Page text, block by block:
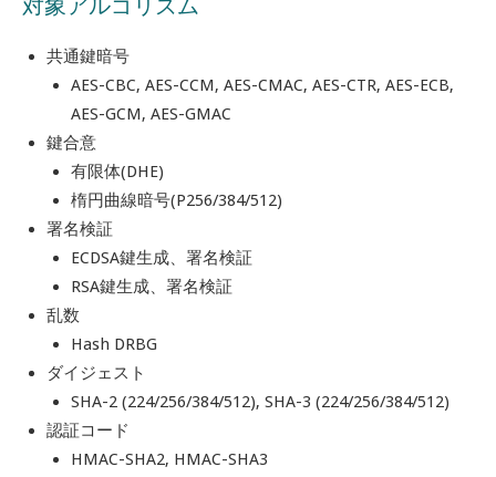
対象アルゴリズム
共通鍵暗号
AES-CBC, AES-CCM, AES-CMAC, AES-CTR, AES-ECB,
AES-GCM, AES-GMAC
鍵合意
有限体(DHE)
楕円曲線暗号(P256/384/512)
署名検証
ECDSA鍵生成、署名検証
RSA鍵生成、署名検証
乱数
Hash DRBG
ダイジェスト
SHA-2 (224/256/384/512), SHA-3 (224/256/384/512)
認証コード
HMAC-SHA2, HMAC-SHA3